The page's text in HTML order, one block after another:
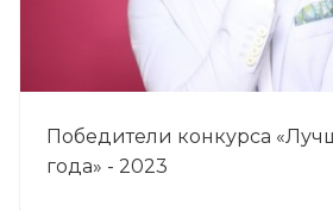
Победители конкурса
года» - 2023